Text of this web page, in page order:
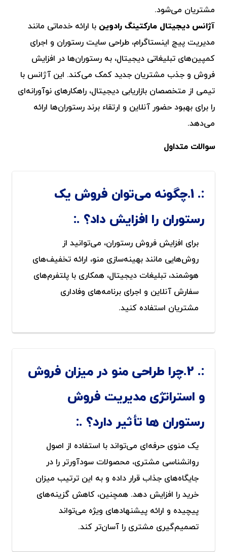
مشتریان می‌شود.
آژانس دیجیتال مارکتینگ رادوین با ارائه خدماتی مانند
مدیریت پیج اینستاگرام، طراحی سایت رستوران و اجرای
کمپین‌های تبلیغاتی دیجیتال، به رستوران‌ها در افزایش
فروش و جذب مشتریان جدید کمک می‌کند. این آژانس با
تیمی از متخصصان بازاریابی دیجیتال، راهکارهای نوآورانه‌ای
را برای بهبود حضور آنلاین و ارتقاء برند رستوران‌ها ارائه
می‌دهد.
سوالات متداول
1.چگونه می‌توان فروش یک
رستوران را افزایش داد؟
برای افزایش فروش رستوران، می‌توانید از
روش‌هایی مانند بهینه‌سازی منو، ارائه تخفیف‌های
هوشمند، تبلیغات دیجیتال، همکاری با پلتفرم‌های
سفارش آنلاین و اجرای برنامه‌های وفاداری
مشتریان استفاده کنید.
2.چرا طراحی منو در میزان فروش
و استراتژی مدیریت فروش
رستوران ها تأثیر دارد؟
یک منوی حرفه‌ای می‌تواند با استفاده از اصول
روانشناسی مشتری، محصولات سودآورتر را در
جایگاه‌های جذاب قرار داده و به این ترتیب میزان
خرید را افزایش دهد. همچنین، کاهش گزینه‌های
پیچیده و ارائه پیشنهادهای ویژه می‌تواند
تصمیم‌گیری مشتری را آسان‌تر کند.